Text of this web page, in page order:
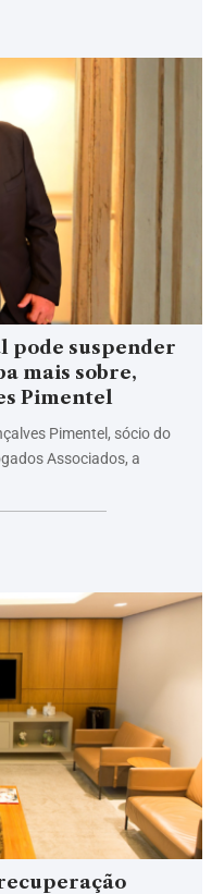
pode suspender
mais sobre,
Pimentel
Pimentel, sócio do
Associados, a